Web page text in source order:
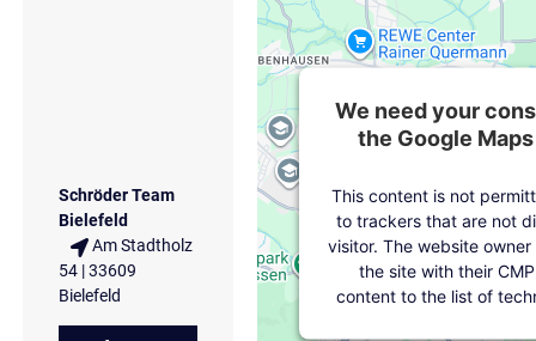
Schröder Team
Bielefeld
Am Stadtholz
54 | 33609
Bielefeld
We need your
the Google
This content is not
to trackers that are not
visitor. The website
the site with their
content to the list of